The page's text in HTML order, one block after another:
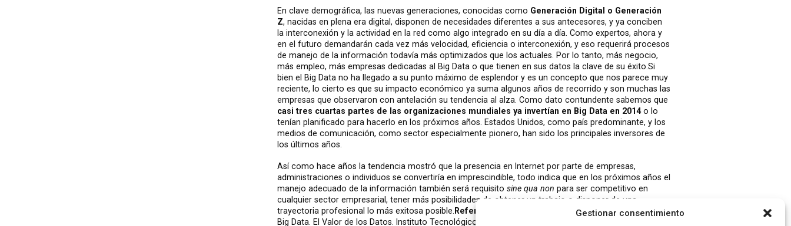
Gestionar consentimiento
En clave demográfica, las nuevas generaciones, conocidas como Generación Digital o Generación
Z, nacidas en plena era digital, disponen de necesidades diferentes a sus antecesores, y ya conciben
la interconexión y la actividad en la red como algo integrado en su día a día. Como expertos, ahora y
en el futuro demandarán cada vez más velocidad, eficiencia o interconexión, y eso requerirá procesos
de manejo de la información todavía más optimizados que los actuales. Por lo tanto, más negocio,
más empleo, más empresas dedicadas al Big Data o que tienen en sus datos la clave de su éxito.Si
bien el Big Data no ha llegado a su punto máximo de esplendor y es un concepto que nos parece muy
reciente, lo cierto es que su impacto económico ya suma algunos años de recorrido y son muchas las
empresas que observaron con antelación su tendencia al alza. Como dato contundente sabemos que
casi tres cuartas partes de las organizaciones mundiales ya invertían en Big Data en 2014o lo
tenían planificado para hacerlo en los próximos años. Estados Unidos, como país predominante, y los
medios de comunicación, como sector especialmente pionero, han sido los principales inversores de
los últimos años.
Así como hace años la tendencia mostró que la presencia en Internet por parte de empresas,
administraciones o individuos se convertiría en imprescindible, todo indica que en los próximos años el
manejo adecuado de la información también será requisitosine qua non para ser competitivo en
cualquier sector empresarial, tener más posibilidades de obtener un trabajo o disponer de una
trayectoria profesional lo más exitosa posible. Referencias
Big Data. El Valor de los Datos. Instituto Tecnológico de Informática, 2015.